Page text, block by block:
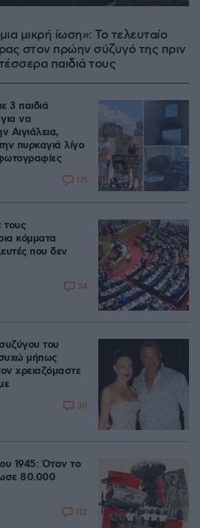
μικρή ίωση»: Το τελευταίο
στον πρώην σύζυγό της πριν
παιδιά τους
3 παιδιά
να
Αιγιάλεια,
πυρκαγιά λίγο
171
τους
κόμματα
που δεν
34
του
μήπως
χρειαζόμαστε
30
1945: Όταν το
80.000
112